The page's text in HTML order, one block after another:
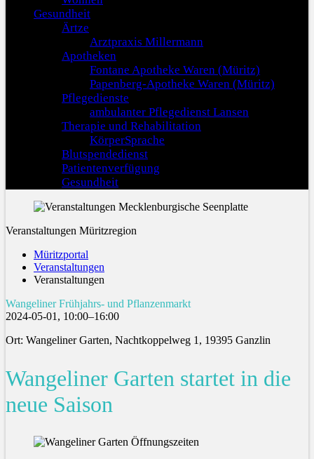
Gesundheit
Ärtze
Arztpraxis Millermann
Apotheken
Fontane Apotheke Waren (Müritz)
Papenberg-Apotheke Waren (Müritz)
Pflegedienste
ambulanter Pflegedienst Lansen
Therapie und Rehabilitation
KörperSprache
Blutspendedienst
Patientenverfügung
Gesundheit
Veranstaltungen Müritzregion
Müritzportal
Veranstaltungen
Veranstaltungen
Wangeliner Frühjahrs- und Pflanzenmarkt
2024-05-01, 10:00–16:00
Ort: Wangeliner Garten, Nachtkoppelweg 1, 19395 Ganzlin
Wangeliner Garten startet in die
neue Saison